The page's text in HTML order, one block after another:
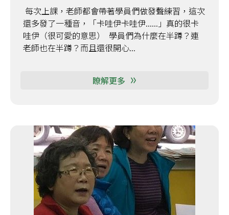
每次上課，老師都會帶著學員們做發聲練習，這次
還多發了一種音，「卡哇伊卡哇伊......」真的很卡
哇伊（很可愛的意思） 學員們為什麼在半蹲？連
老師也在半蹲？而且還很開心...
瞭解更多